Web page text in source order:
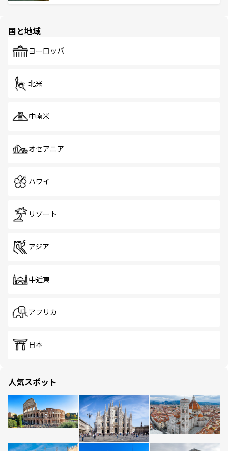
で、ホーカーズは地元の風情を楽しめる外せないスポット
国と地域
ヨーロッパ
北米
中南米
オセアニア
ハワイ
リゾート
アジア
中近東
アフリカ
日本
人気スポット